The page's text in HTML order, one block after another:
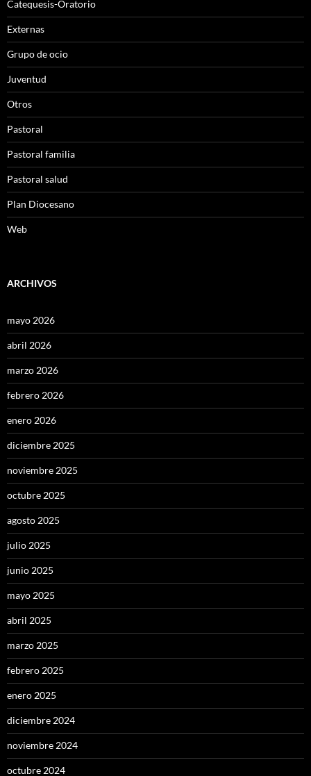
Catequesis-Oratorio
Externas
Grupo de ocio
Juventud
Otros
Pastoral
Pastoral familia
Pastoral salud
Plan Diocesano
Web
ARCHIVOS
mayo 2026
abril 2026
marzo 2026
febrero 2026
enero 2026
diciembre 2025
noviembre 2025
octubre 2025
agosto 2025
julio 2025
junio 2025
mayo 2025
abril 2025
marzo 2025
febrero 2025
enero 2025
diciembre 2024
noviembre 2024
octubre 2024